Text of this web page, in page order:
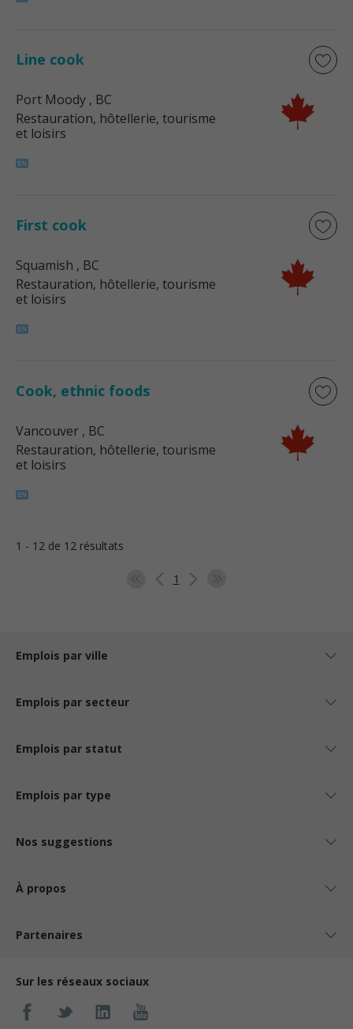
Line cook
Port Moody , BC
Restauration, hôtellerie, tourisme
et loisirs
First cook
Squamish , BC
Restauration, hôtellerie, tourisme
et loisirs
Cook, ethnic foods
Vancouver , BC
Restauration, hôtellerie, tourisme
et loisirs
1 - 12 de 12 résultats
1
Emplois par ville
Emplois par secteur
Emplois par statut
Emplois par type
Nos suggestions
À propos
Partenaires
Sur les réseaux sociaux